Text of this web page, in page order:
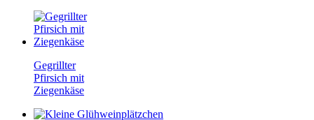
Gegrillter
Pfirsich mit
Ziegenkäse